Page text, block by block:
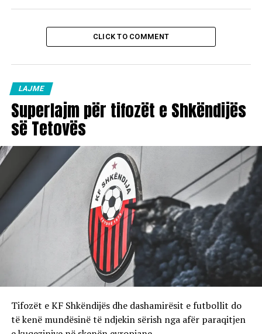
CLICK TO COMMENT
LAJME
Superlajm për tifozët e Shkëndijës
së Tetovës
Tifozët e KF Shkëndijës dhe dashamirësit e futbollit do
të kenë mundësinë të ndjekin sërish nga afër paraqitjen